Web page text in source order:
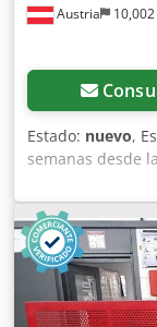
Austria
Estado: nuevo,
semanas desde
11.070 € Tasa
bastidor
3270x27x0,9
Crodpfx
280 mm
Capacidad de
de corte 45°